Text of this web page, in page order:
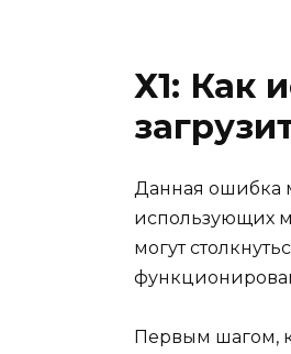
Х1: Как
Данная ошибка
использующих
могут
Первым шагом,